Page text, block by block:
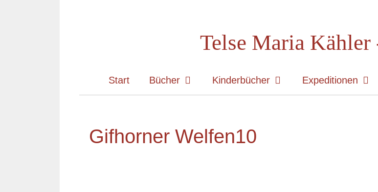
Telse Maria
Start Bücher Kinderbücher Expeditionen
Gifhorner Welfen10